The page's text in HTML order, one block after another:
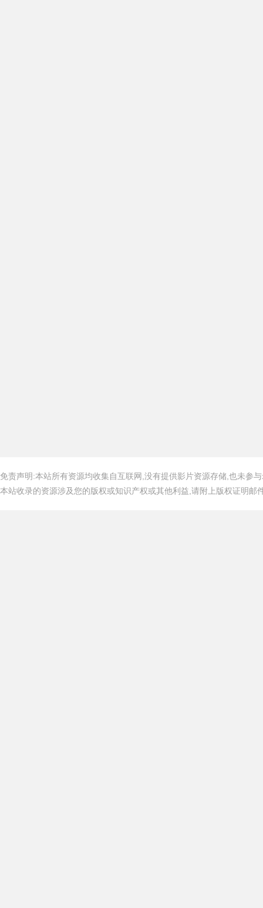
免责声明:本站所有资源均收集自互联网,没有提供影片资源存储,也未参
本站收录的资源涉及您的版权或知识产权或其他利益,请附上版权证明